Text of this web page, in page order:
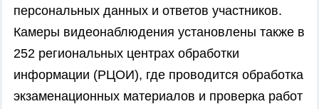
персональных данных и ответов участников.
Камеры видеонаблюдения установлены также в
252 региональных центрах обработки
информации (РЦОИ), где проводится обработка
экзаменационных материалов и проверка работ